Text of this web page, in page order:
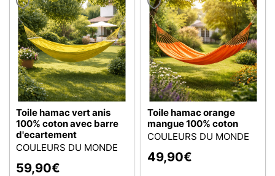
Toile hamac vert anis
100% coton avec barre
d'ecartement
COULEURS DU MONDE
59,90€
Toile hamac orange
mangue 100% coton
COULEURS DU MONDE
49,90€